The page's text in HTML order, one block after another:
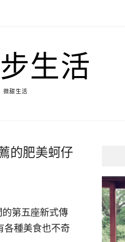
生活
微甜生活
的肥美蚵仔
第五座新式傳
各種美食也不奇